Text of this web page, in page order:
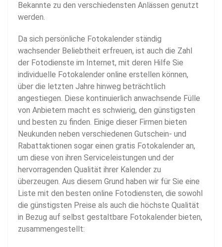
Bekannte zu den verschiedensten Anlässen genutzt
werden.
Da sich persönliche Fotokalender ständig
wachsender Beliebtheit erfreuen, ist auch die Zahl
der Fotodienste im Internet, mit deren Hilfe Sie
individuelle Fotokalender online erstellen können,
über die letzten Jahre hinweg beträchtlich
angestiegen. Diese kontinuierlich anwachsende Fülle
von Anbietern macht es schwierig, den günstigsten
und besten zu finden. Einige dieser Firmen bieten
Neukunden neben verschiedenen Gutschein- und
Rabattaktionen sogar einen gratis Fotokalender an,
um diese von ihren Serviceleistungen und der
hervorragenden Qualität ihrer Kalender zu
überzeugen. Aus diesem Grund haben wir für Sie eine
Liste mit den besten online Fotodiensten, die sowohl
die günstigsten Preise als auch die höchste Qualität
in Bezug auf selbst gestaltbare Fotokalender bieten,
zusammengestellt: